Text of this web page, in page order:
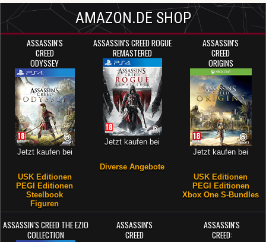
AMAZON.DE SHOP
ASSASSIN'S
CREED
ODYSSEY
Jetzt kaufen bei
USK Editionen
PEGI Editionen
Steelbook
Figuren
ASSASSIN'S CREED ROGUE
REMASTERED
Jetzt kaufen bei
Diverse Angebote
ASSASSIN'S
CREED
ORIGINS
Jetzt kaufen bei
USK Editionen
PEGI Editionen
Xbox One S-Bundles
ASSASSIN'S CREED THE EZIO
COLLECTION
ASSASSIN'S
CREED
ASSASSIN'S
CREED: